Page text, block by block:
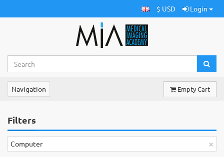
$ USD Login
Navigation Empty Cart
Filters
×
Computer